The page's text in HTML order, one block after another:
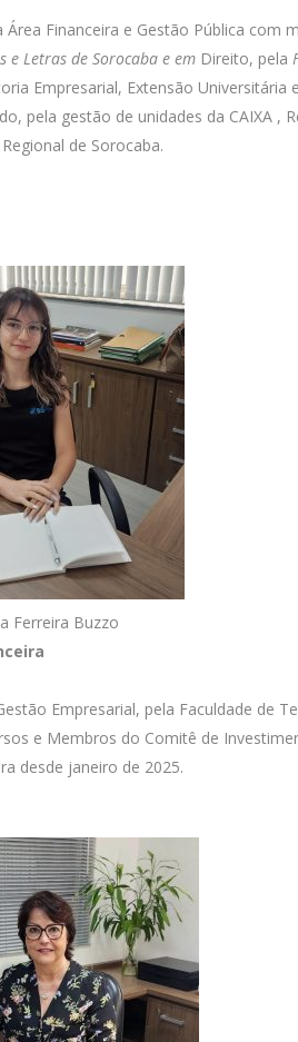
Área Financeira e Gestão Pública com
e Letras de Sorocaba e em Direito, pela
Empresarial, Extensão
pela gestão de unidades da CAIXA ,
de Sorocaba.
Ferreira Buzzo
Empresarial, pela Faculdade de
e Membros do Comitê de
desde janeiro de 2025.